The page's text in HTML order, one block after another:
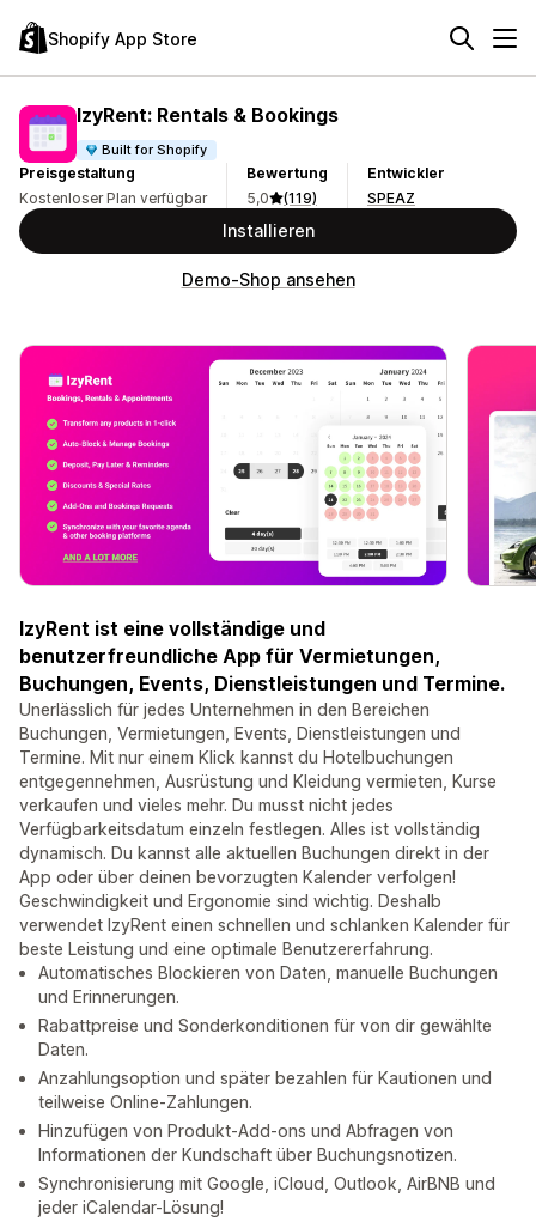
Shopify App Store
IzyRent: Rentals & Bookings
Built for Shopify
Preisgestaltung
Kostenloser Plan verfügbar
Bewertung
5,0
(119)
Entwickler
SPEAZ
Installieren
Demo-Shop ansehen
IzyRent ist eine vollständige und
benutzerfreundliche App für Vermietungen,
Buchungen, Events, Dienstleistungen und Termine.
Unerlässlich für jedes Unternehmen in den Bereichen
Buchungen, Vermietungen, Events, Dienstleistungen und
Termine. Mit nur einem Klick kannst du Hotelbuchungen
entgegennehmen, Ausrüstung und Kleidung vermieten, Kurse
verkaufen und vieles mehr. Du musst nicht jedes
Verfügbarkeitsdatum einzeln festlegen. Alles ist vollständig
dynamisch. Du kannst alle aktuellen Buchungen direkt in der
App oder über deinen bevorzugten Kalender verfolgen!
Geschwindigkeit und Ergonomie sind wichtig. Deshalb
verwendet IzyRent einen schnellen und schlanken Kalender für
beste Leistung und eine optimale Benutzererfahrung.
Automatisches Blockieren von Daten, manuelle Buchungen
und Erinnerungen.
Rabattpreise und Sonderkonditionen für von dir gewählte
Daten.
Anzahlungsoption und später bezahlen für Kautionen und
teilweise Online-Zahlungen.
Hinzufügen von Produkt-Add-ons und Abfragen von
Informationen der Kundschaft über Buchungsnotizen.
Synchronisierung mit Google, iCloud, Outlook, AirBNB und
jeder iCalendar-Lösung!